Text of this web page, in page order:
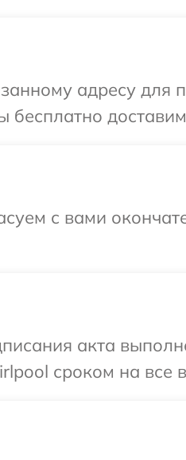
адресу для
с вами
акта
сроком на все